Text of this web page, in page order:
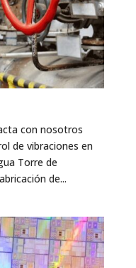
con nosotros
de vibraciones en
Torre de
de...